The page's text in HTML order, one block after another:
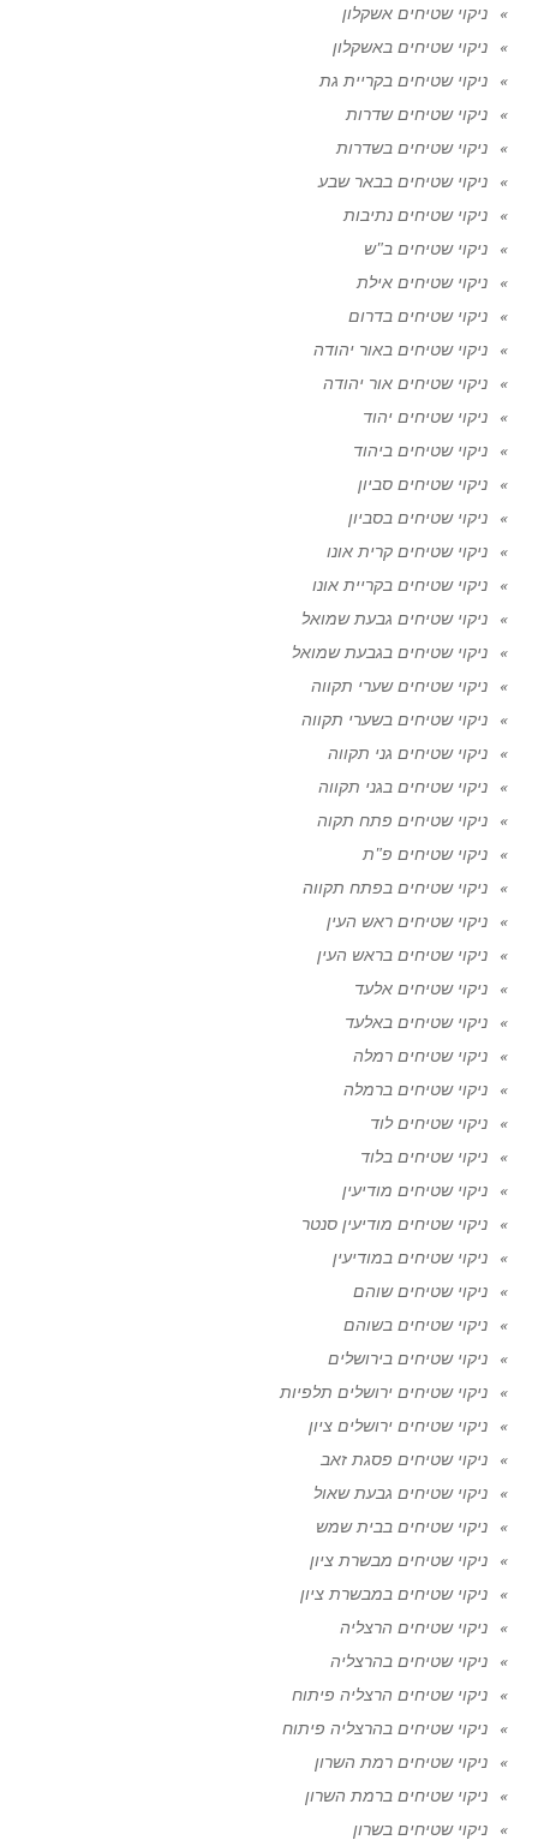
ניקוי שטיחים אשקלון
ניקוי שטיחים באשקלון
ניקוי שטיחים בקריית גת
ניקוי שטיחים שדרות
ניקוי שטיחים בשדרות
ניקוי שטיחים בבאר שבע
ניקוי שטיחים נתיבות
ניקוי שטיחים ב"ש
ניקוי שטיחים אילת
ניקוי שטיחים בדרום
ניקוי שטיחים באור יהודה
ניקוי שטיחים אור יהודה
ניקוי שטיחים יהוד
ניקוי שטיחים ביהוד
ניקוי שטיחים סביון
ניקוי שטיחים בסביון
ניקוי שטיחים קרית אונו
ניקוי שטיחים בקריית אונו
ניקוי שטיחים גבעת שמואל
ניקוי שטיחים בגבעת שמואל
ניקוי שטיחים שערי תקווה
ניקוי שטיחים בשערי תקווה
ניקוי שטיחים גני תקווה
ניקוי שטיחים בגני תקווה
ניקוי שטיחים פתח תקוה
ניקוי שטיחים פ"ת
ניקוי שטיחים בפתח תקווה
ניקוי שטיחים ראש העין
ניקוי שטיחים בראש העין
ניקוי שטיחים אלעד
ניקוי שטיחים באלעד
ניקוי שטיחים רמלה
ניקוי שטיחים ברמלה
ניקוי שטיחים לוד
ניקוי שטיחים בלוד
ניקוי שטיחים מודיעין
ניקוי שטיחים מודיעין סנטר
ניקוי שטיחים במודיעין
ניקוי שטיחים שוהם
ניקוי שטיחים בשוהם
ניקוי שטיחים בירושלים
ניקוי שטיחים ירושלים תלפיות
ניקוי שטיחים ירושלים ציון
ניקוי שטיחים פסגת זאב
ניקוי שטיחים גבעת שאול
ניקוי שטיחים בבית שמש
ניקוי שטיחים מבשרת ציון
ניקוי שטיחים במבשרת ציון
ניקוי שטיחים הרצליה
ניקוי שטיחים בהרצליה
ניקוי שטיחים הרצליה פיתוח
ניקוי שטיחים בהרצליה פיתוח
ניקוי שטיחים רמת השרון
ניקוי שטיחים ברמת השרון
ניקוי שטיחים בשרון